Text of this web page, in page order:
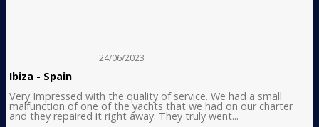
24/06/2023
Ibiza - Spain
Very Impressed with the quality of service. We had a small
malfunction of one of the yachts that we had on our charter
and they repaired it right away. They truly went...